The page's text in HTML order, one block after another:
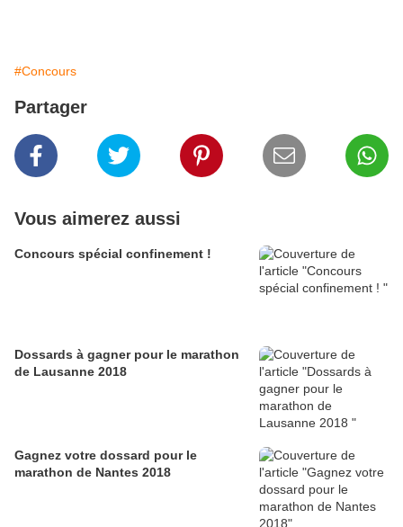
#Concours
Partager
Vous aimerez aussi
Concours spécial confinement !
Dossards à gagner pour le marathon
de Lausanne 2018
Gagnez votre dossard pour le
marathon de Nantes 2018